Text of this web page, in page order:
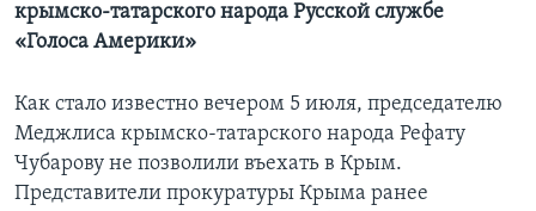
крымско-татарского народа Русской службе
«Голоса Америки»
Как стало известно вечером 5 июля, председателю
Меджлиса крымско-татарского народа Рефату
Чубарову не позволили въехать в Крым.
Представители прокуратуры Крыма ранее